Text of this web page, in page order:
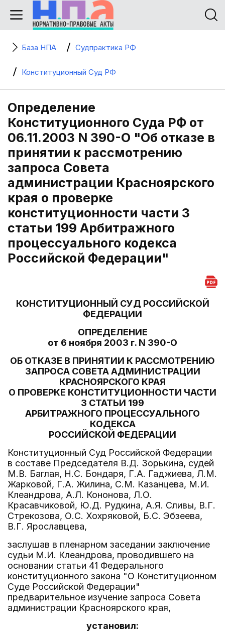
База НПА Судпрактика РФ
Конституционный Суд РФ
Определение
Конституционного Суда РФ от
06.11.2003 N 390-О "Об отказе в
принятии к рассмотрению
запроса Совета
администрации Красноярского
края о проверке
конституционности части 3
статьи 199 Арбитражного
процессуального кодекса
Российской Федерации"
КОНСТИТУЦИОННЫЙ СУД РОССИЙСКОЙ
ФЕДЕРАЦИИ
ОПРЕДЕЛЕНИЕ
от 6 ноября 2003 г. N 390-О
ОБ ОТКАЗЕ В ПРИНЯТИИ К РАССМОТРЕНИЮ
ЗАПРОСА СОВЕТА АДМИНИСТРАЦИИ
КРАСНОЯРСКОГО КРАЯ
О ПРОВЕРКЕ КОНСТИТУЦИОННОСТИ ЧАСТИ
3 СТАТЬИ 199
АРБИТРАЖНОГО ПРОЦЕССУАЛЬНОГО
КОДЕКСА
РОССИЙСКОЙ ФЕДЕРАЦИИ
Конституционный Суд Российской Федерации
в составе Председателя В.Д. Зорькина, судей
М.В. Баглая, Н.С. Бондаря, Г.А. Гаджиева, Л.М.
Жарковой, Г.А. Жилина, С.М. Казанцева, М.И.
Клеандрова, А.Л. Кононова, Л.О.
Красавчиковой, Ю.Д. Рудкина, А.Я. Сливы, В.Г.
Стрекозова, О.С. Хохряковой, Б.С. Эбзеева,
В.Г. Ярославцева,
заслушав в пленарном заседании заключение
судьи М.И. Клеандрова, проводившего на
основании статьи 41 Федерального
конституционного закона "О Конституционном
Суде Российской Федерации"
предварительное изучение запроса Совета
администрации Красноярского края,
установил: